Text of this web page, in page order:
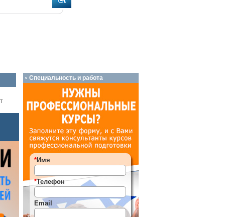
Специальность и работа
*Имя
*Телефон
Email